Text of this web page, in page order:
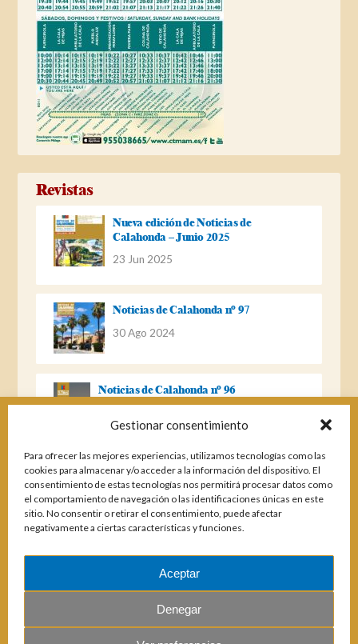
Gestionar consentimiento
Para ofrecer las mejores experiencias, utilizamos tecnologías como las
cookies para almacenar y/o acceder a la información del dispositivo. El
consentimiento de estas tecnologías nos permitirá procesar datos como
el comportamiento de navegación o las identificaciones únicas en este
sitio. No consentir o retirar el consentimiento, puede afectar
negativamente a ciertas características y funciones.
Aceptar
Denegar
Revistas
Nueva edición de Noticias de
Calahonda – Junio 2025
23 Jun 2025
Noticias de Calahonda nº 97
30 Ago 2024
Noticias de Calahonda nº 96
Noticias de Calahonda Nº 95
04 Ene 2023